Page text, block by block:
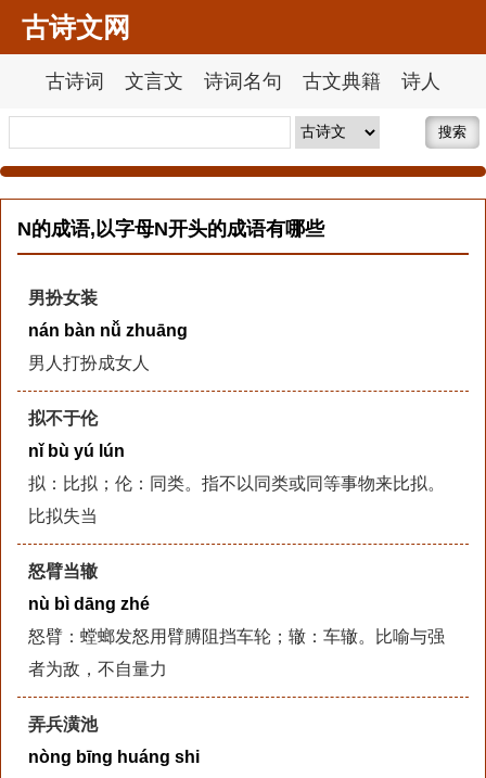
古诗文网
古诗词 文言文 诗词名句 古文典籍 诗人
搜索
N的成语,以字母N开头的成语有哪些
男扮女装
nán bàn nǚ zhuāng
男人打扮成女人
拟不于伦
nǐ bù yú lún
拟：比拟；伦：同类。指不以同类或同等事物来比拟。
比拟失当
怒臂当辙
nù bì dāng zhé
怒臂：螳螂发怒用臂膊阻挡车轮；辙：车辙。比喻与强
者为敌，不自量力
弄兵潢池
nòng bīng huáng shi